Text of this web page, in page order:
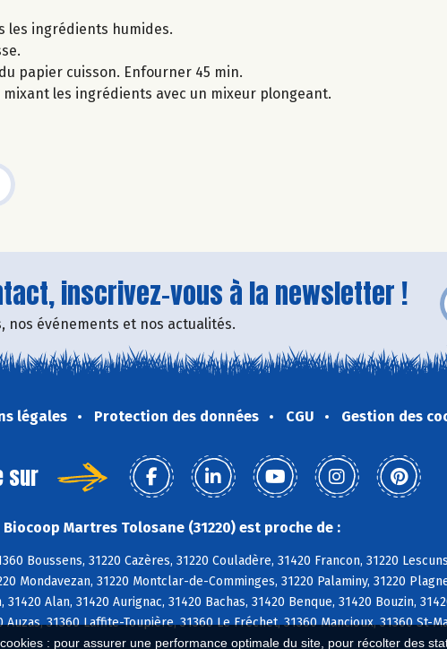
: pour assurer une performance optimale du site, pour récolter des
les ingrédients humides.
papier cuisson. Enfourner 45 min.
les ingrédients avec un mixeur plongeant.
inscrivez-vous à la newsletter !
nos événements et nos actualités.
légales Protection des données CGU Gestion des
sur
Martres Tolosane (31220) est proche de :
Boussens, 31220 Cazères, 31220 Couladère, 31420 Francon, 31220
Mondavezan, 31220 Montclar-de-Comminges, 31220 Palaminy, 31220
31420 Alan, 31420 Aurignac, 31420 Bachas, 31420 Benque, 31420 Bouzin,
Auzas, 31360 Laffite-Toupière, 31360 Le Fréchet, 31360 Mancioux, 31360 St-